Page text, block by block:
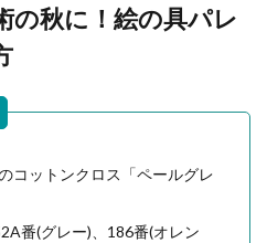
の秋に！絵の具パレ
コットンクロス「ペールグレ
番(グレー)、186番(オレン